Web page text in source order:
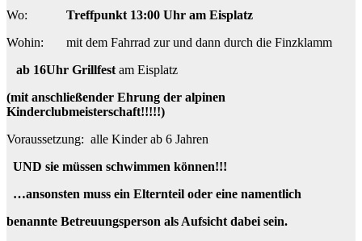
Wo: Treffpunkt 13:00 Uhr am Eisplatz
Wohin: mit dem Fahrrad zur und dann durch die Finzklamm
ab 16Uhr Grillfestam Eisplatz
(mit anschließender Ehrung der alpinen
Kinderclubmeisterschaft!!!!!)
Voraussetzung: alle Kinder ab 6 Jahren
UND sie müssen schwimmen können!!!
…ansonsten muss ein Elternteil oder eine namentlich
benannte Betreuungsperson als Aufsicht dabei sein.